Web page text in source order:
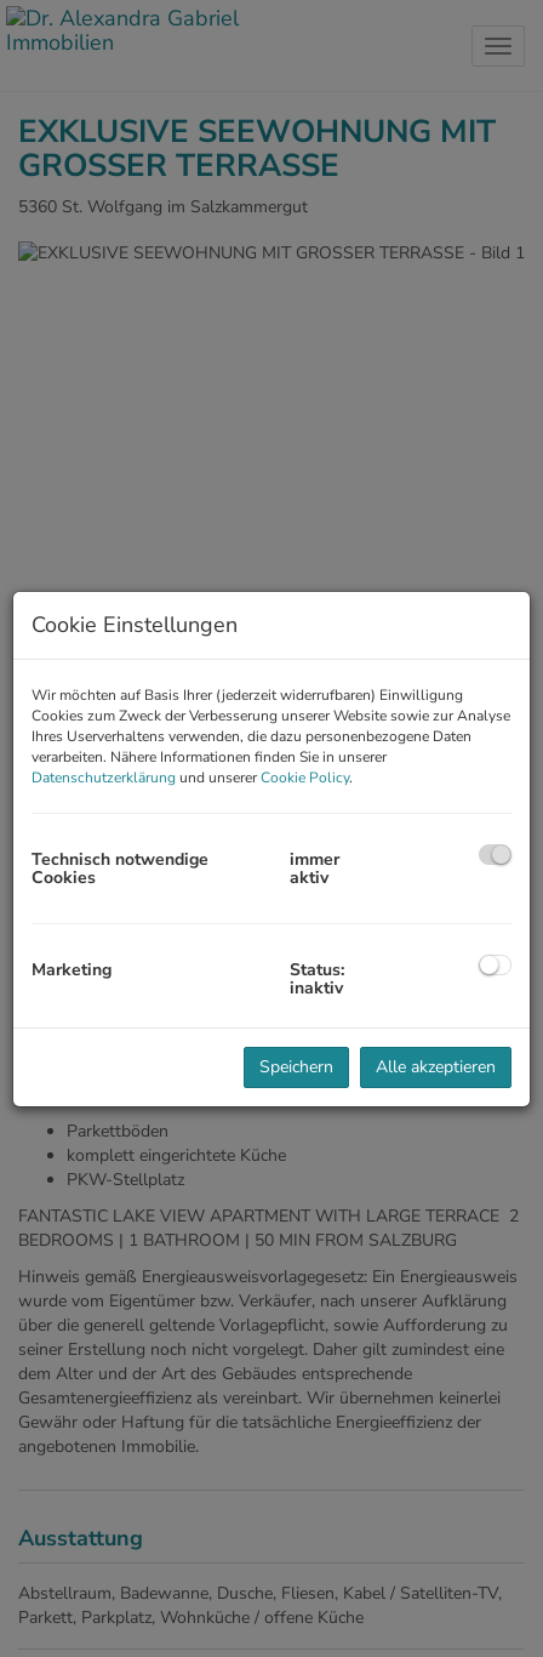
EXKLUSIVE SEEWOHNUNG MIT
GROSSER TERRASSE
5360 St. Wolfgang im Salzkammergut
Zum Verkauf gelangt eine moderne Wohnung mit wunderbarem
Vorzimmer, Wohn- Esszimmer mit offener Küche und Ausgang auf
Garderobe, ein weiteres Schlafzimmer, Wannenbad mit Fenster,
Parkettböden
komplett eingerichtete Küche
PKW-Stellplatz
FANTASTIC LAKE VIEW APARTMENT WITH LARGE TERRACE 2
BEDROOMS | 1 BATHROOM | 50 MIN FROM SALZBURG
Hinweis gemäß Energieausweisvorlagegesetz: Ein Energieausweis
wurde vom Eigentümer bzw. Verkäufer, nach unserer Aufklärung
über die generell geltende Vorlagepflicht, sowie Aufforderung zu
seiner Erstellung noch nicht vorgelegt. Daher gilt zumindest eine
dem Alter und der Art des Gebäudes entsprechende
Gesamtenergieeffizienz als vereinbart. Wir übernehmen keinerlei
Gewähr oder Haftung für die tatsächliche Energieeffizienz der
angebotenen Immobilie.
Ausstattung
Abstellraum Badewanne Dusche Fliesen Kabel / Satelliten-TV
Parkett Parkplatz Wohnküche / offene Küche
Cookie Einstellungen
Wir möchten auf Basis Ihrer (jederzeit widerrufbaren) Einwilligung
Cookies zum Zweck der Verbesserung unserer Website sowie zur Analyse
Ihres Userverhaltens verwenden, die dazu personenbezogene Daten
verarbeiten. Nähere Informationen finden Sie in unserer
Datenschutzerklärungund unsererCookie Policy.
Technisch notwendige
Cookies
immer
aktiv
Marketing Status:
inaktiv
Speichern Alle akzeptieren